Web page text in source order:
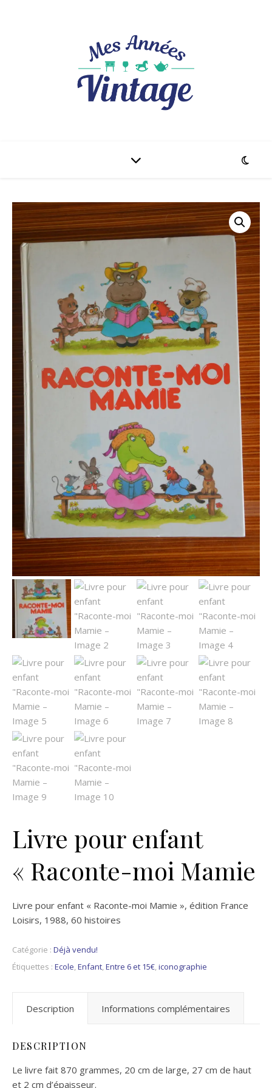
Livre pour enfant
« Raconte-moi Mamie
Livre pour enfant « Raconte-moi Mamie », édition France
Loisirs, 1988, 60 histoires
Catégorie : Déjà vendu!
Étiquettes : Ecole,Enfant,Entre 6 et 15€,iconographie
Description Informations complémentaires
DESCRIPTION
Le livre fait 870 grammes, 20 cm de large, 27 cm de haut
et 2 cm d’épaisseur.